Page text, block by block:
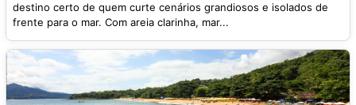
destino certo de quem curte cenários grandiosos e isolados de
frente para o mar. Com areia clarinha, mar...